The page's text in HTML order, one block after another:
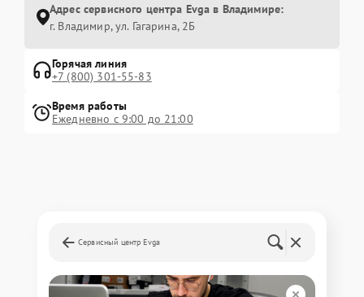
Адрес сервисного центра Evga в Владимире:
г. Владимир, ул. Гагарина, 2Б
Горячая линия
+7 (800) 301-55-83
Время работы
Ежедневно с 9:00 до 21:00
Сервисный центр Evga